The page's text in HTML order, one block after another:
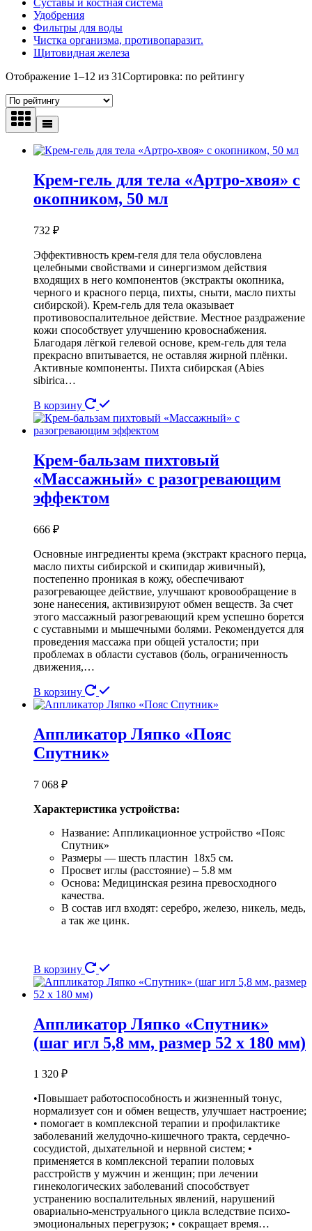
Суставы и костная система
Удобрения
Фильтры для воды
Чистка организма, противопаразит.
Щитовидная железа
Отображение 1–12 из 31Сортировка: по рейтингу
Крем-гель для тела «Артро-хвоя» с
окопником, 50 мл
732 ₽
Эффективность крем-геля для тела обусловлена
целебными свойствами и синергизмом действия
входящих в него компонентов (экстракты окопника,
черного и красного перца, пихты, сныти, масло пихты
сибирской). Крем-гель для тела оказывает
противовоспалительное действие. Местное раздражение
кожи способствует улучшению кровоснабжения.
Благодаря лёгкой гелевой основе, крем-гель для тела
прекрасно впитывается, не оставляя жирной плёнки.
Активные компоненты. Пихта сибирская (Abies
sibirica…
В корзину
Крем-бальзам пихтовый
«Массажный» с разогревающим
эффектом
666 ₽
Основные ингредиенты крема (экстракт красного перца,
масло пихты сибирской и скипидар живичный),
постепенно проникая в кожу, обеспечивают
разогревающее действие, улучшают кровообращение в
зоне нанесения, активизируют обмен веществ. За счет
этого массажный разогревающий крем успешно борется
с суставными и мышечными болями. Рекомендуется для
проведения массажа при общей усталости; при
проблемах в области суставов (боль, ограниченность
движения,…
В корзину
Аппликатор Ляпко «Пояс
Спутник»
7 068 ₽
Характеристика устройства:
Название: Аппликационное устройство «Пояс
Спутник»
Размеры — шесть пластин 18х5 см.
Просвет иглы (расстояние) – 5.8 мм
Основа: Медицинская резина превосходного
качества.
В состав игл входят: серебро, железо, никель, медь,
а так же цинк.
В корзину
Аппликатор Ляпко «Спутник»
(шаг игл 5,8 мм, размер 52 х 180 мм)
1 320 ₽
•Повышает работоспособность и жизненный тонус,
нормализует сон и обмен веществ, улучшает настроение;
• помогает в комплексной терапии и профилактике
заболеваний желудочно-кишечного тракта, сердечно-
сосудистой, дыхательной и нервной систем; •
применяется в комплексной терапии половых
расстройств у мужчин и женщин; при лечении
гинекологических заболеваний способствует
устранению воспалительных явлений, нарушений
овариально-менструального цикла вследствие психо-
эмоциональных перегрузок; • сокращает время…